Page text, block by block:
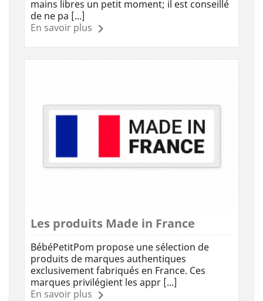
mains libres un petit moment; il est conseillé
de ne pa [...]
En savoir plus
Les produits Made in France
BébéPetitPom propose une sélection de
produits de marques authentiques
exclusivement fabriqués en France. Ces
marques privilégient les appr [...]
En savoir plus